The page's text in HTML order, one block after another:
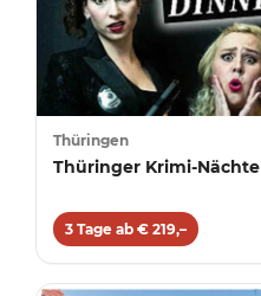
Thüringen
Thüringer Krimi-Nächte
3 Tage ab € 219,–